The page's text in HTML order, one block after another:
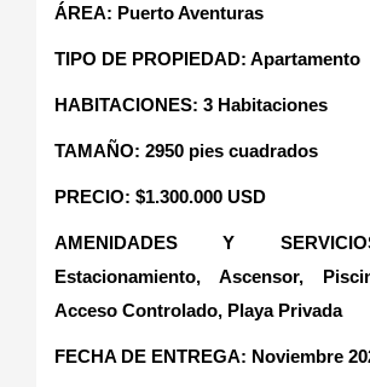
ÁREA: Puerto Aventuras
TIPO DE PROPIEDAD: Apartamento
HABITACIONES: 3 Habitaciones
TAMAÑO: 2950 pies cuadrados
PRECIO: $1.300.000 USD
AMENIDADES Y
Estacionamiento, Ascensor,
Acceso Controlado, Playa Privada
FECHA DE ENTREGA: Noviembre